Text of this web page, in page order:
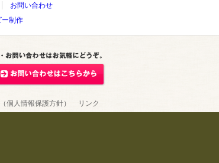
お問い合わせ
ー制作
個人情報保護方針） リンク